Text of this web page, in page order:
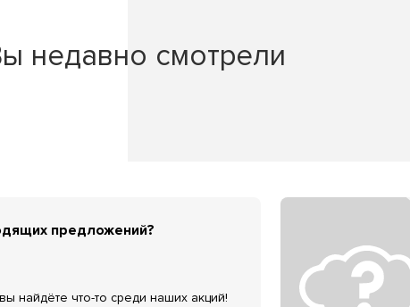
недавно смотрели
предложений?
найдёте что-то среди наших акций!